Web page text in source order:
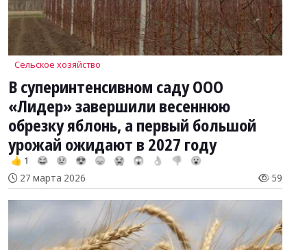
Сельское хозяйство
В суперинтенсивном саду ООО
«Лидер» завершили весеннюю
обрезку яблонь, а первый большой
урожай ожидают в 2027 году
👍 1 😂 😢 😍 😞 😭 😱 👌 👎 😮
27 марта 2026 59